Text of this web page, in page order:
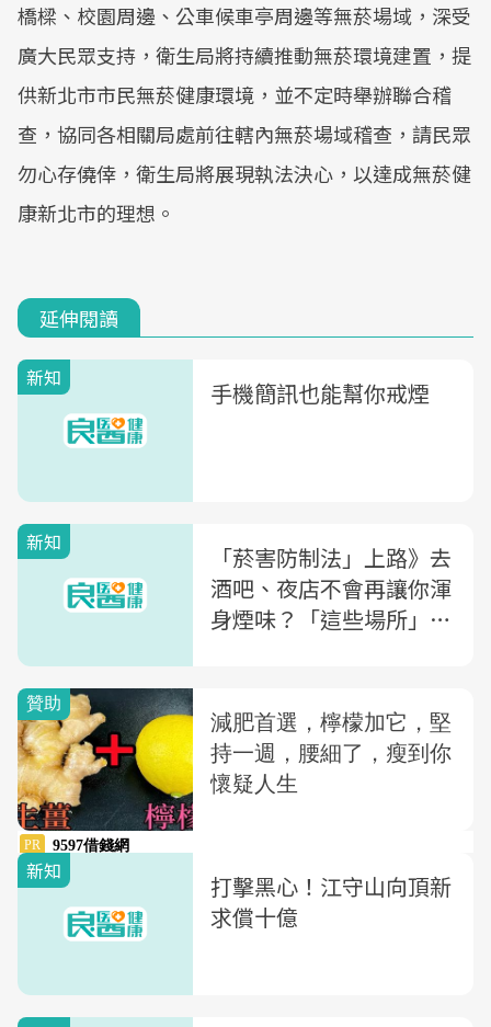
橋樑、校園周邊、公車候車亭周邊等無菸場域，深受
廣大民眾支持，衛生局將持續推動無菸環境建置，提
供新北市市民無菸健康環境，並不定時舉辦聯合稽
查，協同各相關局處前往轄內無菸場域稽查，請民眾
勿心存僥倖，衛生局將展現執法決心，以達成無菸健
康新北市的理想。
延伸閱讀
新知 手機簡訊也能幫你戒煙
新知
「菸害防制法」上路》去
酒吧、夜店不會再讓你渾
身煙味？「這些場所」全
新知
打擊黑心！江守山向頂新
求償十億